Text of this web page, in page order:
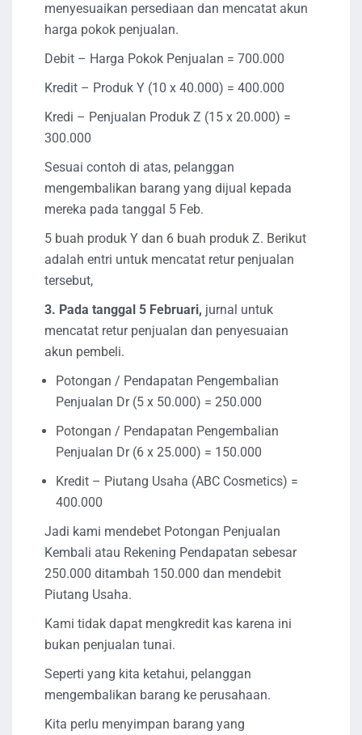
menyesuaikan persediaan dan mencatat akun
harga pokok penjualan.
Debit – Harga Pokok Penjualan = 700.000
Kredit – Produk Y (10 x 40.000) = 400.000
Kredi – Penjualan Produk Z (15 x 20.000) =
300.000
Sesuai contoh di atas, pelanggan
mengembalikan barang yang dijual kepada
mereka pada tanggal 5 Feb.
5 buah produk Y dan 6 buah produk Z. Berikut
adalah entri untuk mencatat retur penjualan
tersebut,
3. Pada tanggal 5 Februari, jurnal untuk
mencatat retur penjualan dan penyesuaian
akun pembeli.
Potongan / Pendapatan Pengembalian
Penjualan Dr (5 x 50.000) = 250.000
Potongan / Pendapatan Pengembalian
Penjualan Dr (6 x 25.000) = 150.000
Kredit – Piutang Usaha (ABC Cosmetics) =
400.000
Jadi kami mendebet Potongan Penjualan
Kembali atau Rekening Pendapatan sebesar
250.000 ditambah 150.000 dan mendebit
Piutang Usaha.
Kami tidak dapat mengkredit kas karena ini
bukan penjualan tunai.
Seperti yang kita ketahui, pelanggan
mengembalikan barang ke perusahaan.
Kita perlu menyimpan barang yang